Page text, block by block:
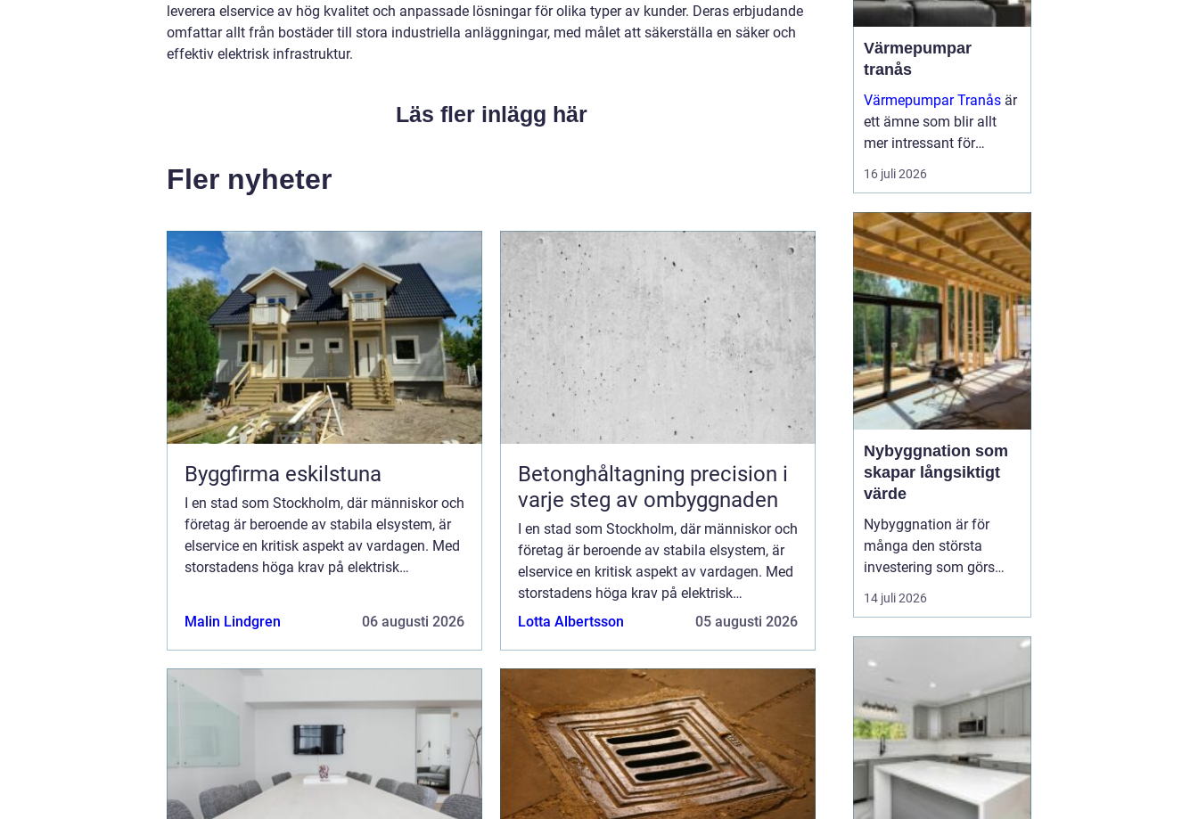
leverera elservice av hög kvalitet och anpassade lösningar för olika typer av kunder. Deras erbjudande
omfattar allt från bostäder till stora industriella anläggningar, med målet att säkerställa en säker och
effektiv elektrisk infrastruktur.
Läs fler inlägg här
Fler nyheter
Byggfirma eskilstuna
I en stad som Stockholm, där människor och
företag är beroende av stabila elsystem, är
elservice en kritisk aspekt av vardagen. Med
storstadens höga krav på elektrisk
Malin Lindgren
06 augusti 2026
Betonghåltagning precision i
varje steg av ombyggnaden
I en stad som Stockholm, där människor och
företag är beroende av stabila elsystem, är
elservice en kritisk aspekt av vardagen. Med
storstadens höga krav på elektrisk
infrastruktur är det viktigt att elsysteme...
Lotta Albertsson 05 augusti 2026
Värmepumpar
tranås
Värmepumpar Tranås är
ett ämne som blir allt
mer intressant för
villaägare,
bostadsrättsföreningar
fastighetsägare som vill
sänka sina
energikostnader och
samtidigt mins...
16 juli 2026
Nybyggnation som
skapar långsiktigt
värde
Nybyggnation är för
många den största
investering som görs
under livet, både
känslomässigt och
fritidshus växer fram
från grunden formas inte
bara v&...
14 juli 2026